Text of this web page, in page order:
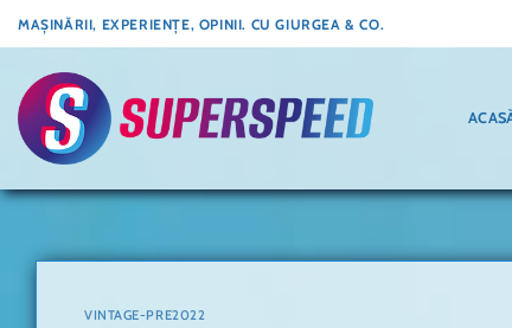
Skip
to
content
MAȘINĂRII, EXPERIENȚE, OPINII. CU GIURGEA & CO.
VINTAGE-PRE2022